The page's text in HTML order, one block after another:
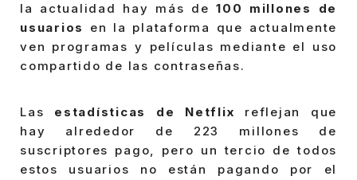
la actualidad hay más de100 millones de
usuarios
en la plataforma que actualmente
ven programas y películas mediante el uso
compartido de las contraseñas.
Las estadísticas de Netflix reflejan que
hay alrededor de 223 millones de
suscriptores pago, pero un tercio de todos
estos usuarios no están pagando por el